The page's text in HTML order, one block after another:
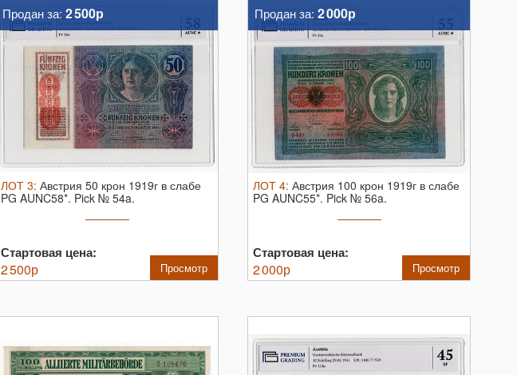
Продан за: 2 500р
ЛОТ 3: Австрия 50 крон 1919г в слабе
PG AUNC58*. Pick № 54a.
Стартовая цена:
2 500р Просмотр
Продан за: 2 000р
ЛОТ 4: Австрия 100 крон 1919г в слабе
PG AUNC55*. Pick № 56a.
Стартовая цена:
2 000р Просмотр